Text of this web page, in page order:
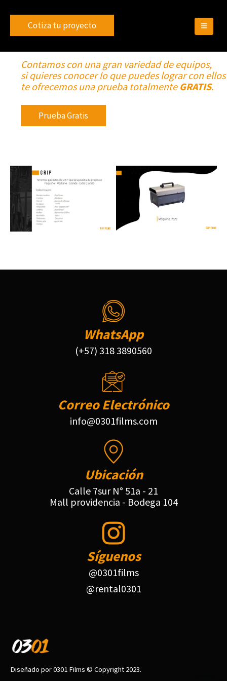
Cotiza tu proyecto
Contamos con una gran variedad de equipos,
si quieres conocer lo que puedes lograr con ellos
te ofrecemos una prueba totalmente GRATIS.
Prueba Gratis
WhatsApp
(+57) 318 3890560
Correo Electrónico
info@0301films.com
Ubicación
Calle 7sur N° 51a - 21
Mall providencia - Bodega 104
Síguenos
@0301films
@rental0301
Diseñado por 0301 Films © Copyright 2023.